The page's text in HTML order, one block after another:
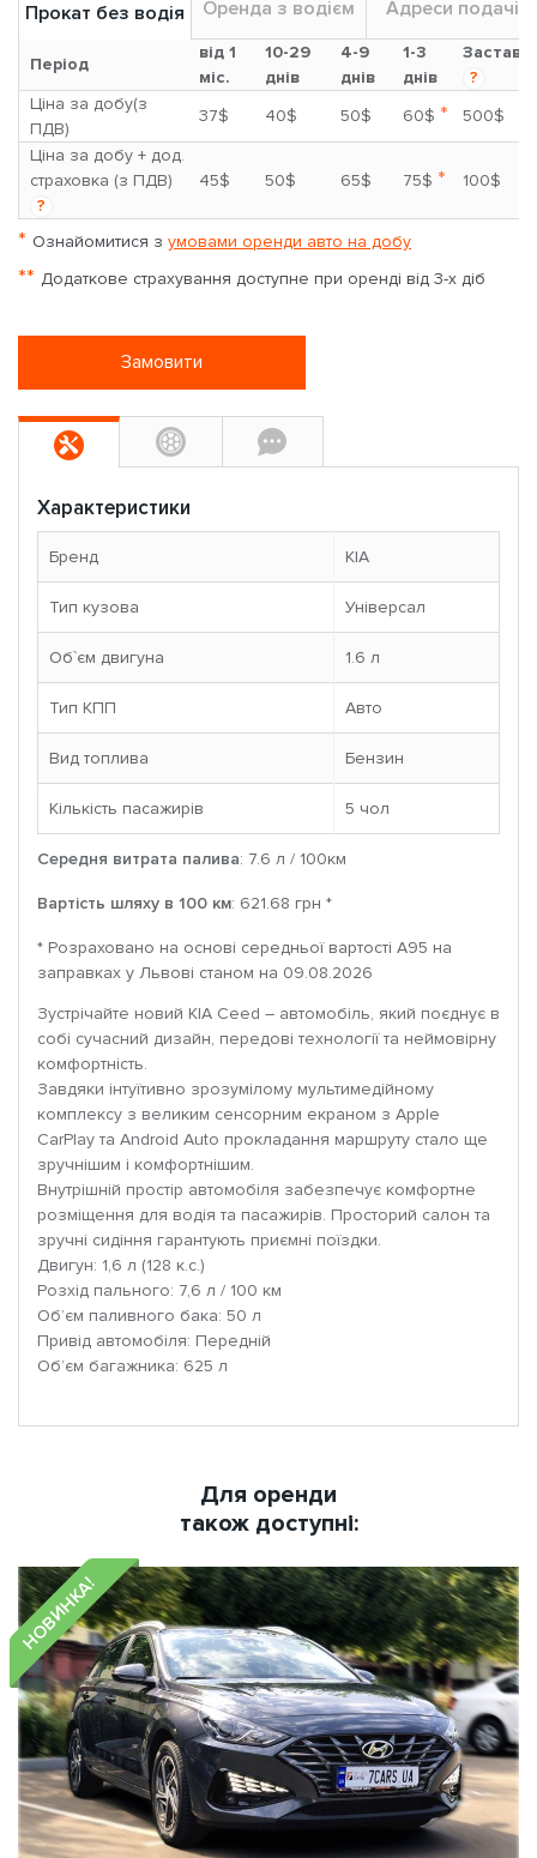
Прокат без водія Оренда з водієм Адреси подачі
Період
від 1
міс.
10-29
днів
4-9
днів
1-3
днів
Застава
?
Ціна за добу(з
ПДВ)
37$ 40$ 50$ 60$ *
500$
Ціна за добу + дод.
страховка (з ПДВ)
?
45$ 50$ 65$ 75$ * 100$
* Ознайомитися з умовами оренди авто на добу
** Додаткове страхування доступне при оренді від 3-х діб
Замовити
Характеристики
Бренд KIA
Тип кузова Універсал
Об`єм двигуна 1.6 л
Тип КПП Авто
Вид топлива Бензин
Кількість пасажирів 5 чoл
Середня витрата палива: 7.6 л / 100км
Вартість шляху в 100 км: 621.68 грн *
* Розраховано на основі середньої вартості A95 на
заправках у Львові станом на 09.08.2026
Зустрічайте новий KIA Ceed – автомобіль, який поєднує в
собі сучасний дизайн, передові технології та неймовірну
комфортність.
Завдяки інтуїтивно зрозумілому мультимедійному
комплексу з великим сенсорним екраном з Apple
CarPlay та Android Auto прокладання маршруту стало ще
зручнішим і комфортнішим.
Внутрішній простір автомобіля забезпечує комфортне
розміщення для водія та пасажирів. Просторий салон та
зручні сидіння гарантують приємні поїздки.
Двигун: 1,6 л (128 к.с.)
Розхід пального: 7,6 л / 100 км
Об’єм паливного бака: 50 л
Привід автомобіля: Передній
Об’єм багажника: 625 л
Для оренди
також доступні:
НОВИНКА!